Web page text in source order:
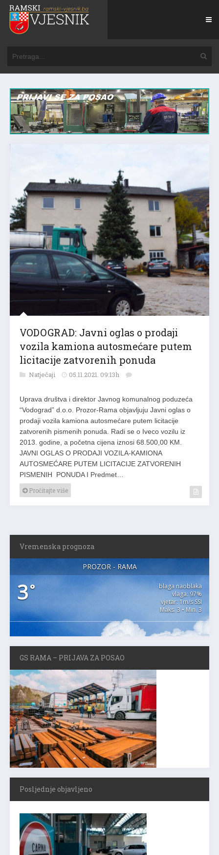
VODOGRAD: Javni oglas o prodaji
vozila kamiona autosmećare putem
licitacije zatvorenih ponuda
Natječaji 05.11.2021. 09:13h
Uprava društva i direktor Javnog komunalnog poduzeća
“Vodograd” d.o.o. Prozor-Rama objavljuju Javni oglas o
prodaji vozila kamiona autosmećare putem licitacije
zatvorenih pismenih ponuda. Radi se o Iveco vozilu iz
2013. godine, a početna cijena iznosi 68.500,00 KM.
JAVNI OGLAS O PRODAJI VOZILA-KAMIONA
AUTOSMEĆARE PUTEM LICITACIJE ZATVORENIH
PISMENIH PONUDA I Predmet…
Pročitajte više
Vremenska prognoza
PROZOR - RAMA
3°
blaga naoblaka
vlaga: 97%
vjetar: 1m/s SSI
Maks. 3 • Min. 3
GS RAMA – PRIJAVA ZA POSAO
Posljednje objavljeno